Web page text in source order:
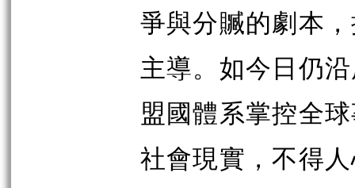
爭與分贓的劇本
主導。如今日仍
盟國體系掌控全
社會現實，不得